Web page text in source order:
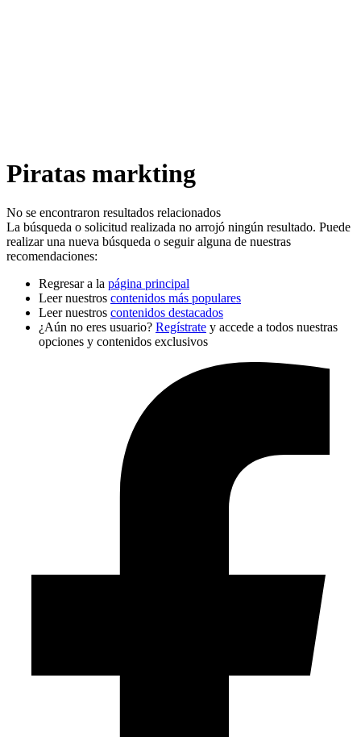
Piratas markting
No se encontraron resultados relacionados
La búsqueda o solicitud realizada no arrojó ningún resultado. Puede
realizar una nueva búsqueda o seguir alguna de nuestras
recomendaciones:
Regresar a la página principal
Leer nuestros contenidos más populares
Leer nuestros contenidos destacados
¿Aún no eres usuario? Regístrate y accede a todos nuestras
opciones y contenidos exclusivos